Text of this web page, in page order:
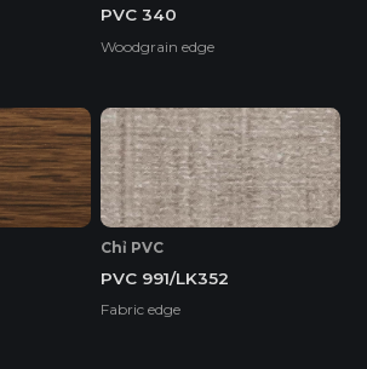
PVC 340
Woodgrain edge
Chỉ PVC
PVC 991/LK352
Fabric edge